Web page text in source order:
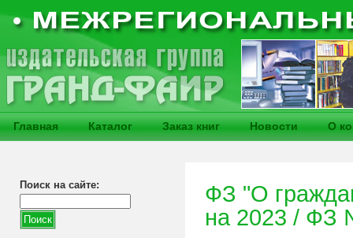
Главная Каталог Заказ книг Новости О
Поиск на сайте:
ФЗ "О
на 2023 /